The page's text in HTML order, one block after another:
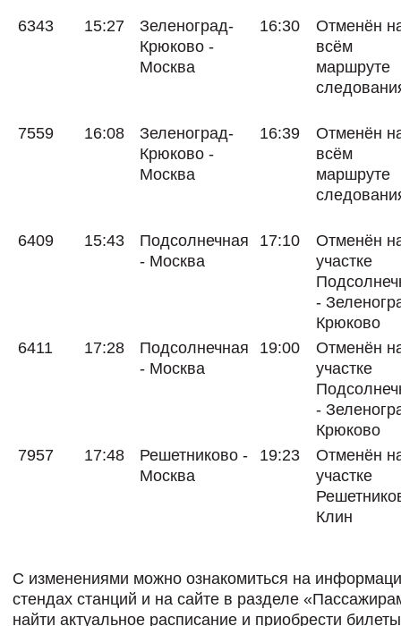
6343 15:27
Зеленоград-
Крюково -
Москва
16:30
Отменён
всём
маршруте
7559 16:08
Зеленоград-
Крюково -
Москва
16:39
Отменён
всём
маршруте
6409 15:43
Подсолнечная
- Москва
17:10
Отменён
участке
-
Крюково
6411
17:28
Подсолнечная
- Москва
19:00
Отменён
участке
-
Крюково
7957
17:48
Решетниково -
Москва
19:23
Отменён
участке
Клин
С изменениями можно ознакомиться на
стендах станций и на сайте в разделе
найти актуальное расписание и приобрести